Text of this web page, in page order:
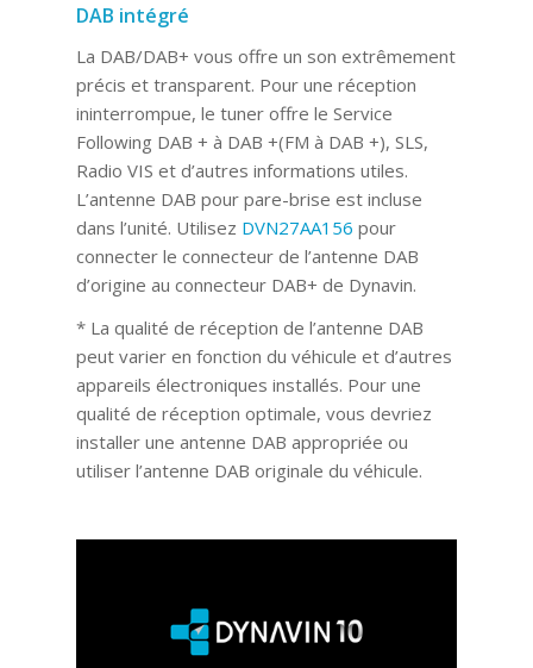
DAB intégré
La DAB/DAB+ vous offre un son extrêmement
précis et transparent. Pour une réception
ininterrompue, le tuner offre le Service
Following DAB + à DAB +(FM à DAB +), SLS,
Radio VIS et d’autres informations utiles.
L’antenne DAB pour pare-brise est incluse
dans l’unité. Utilisez DVN27AA156 pour
connecter le connecteur de l’antenne DAB
d’origine au connecteur DAB+ de Dynavin.
* La qualité de réception de l’antenne DAB
peut varier en fonction du véhicule et d’autres
appareils électroniques installés. Pour une
qualité de réception optimale, vous devriez
installer une antenne DAB appropriée ou
utiliser l’antenne DAB originale du véhicule.